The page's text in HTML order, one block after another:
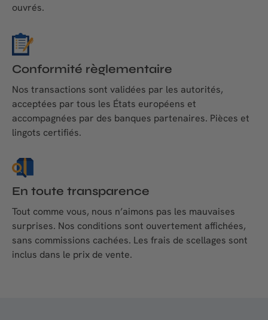
ouvrés.
Conformité règlementaire
Nos transactions sont validées par les autorités,
acceptées par tous les États européens et
accompagnées par des banques partenaires. Pièces et
lingots certifiés.
En toute transparence
Tout comme vous, nous n’aimons pas les mauvaises
surprises. Nos conditions sont ouvertement affichées,
sans commissions cachées. Les frais de scellages sont
inclus dans le prix de vente.